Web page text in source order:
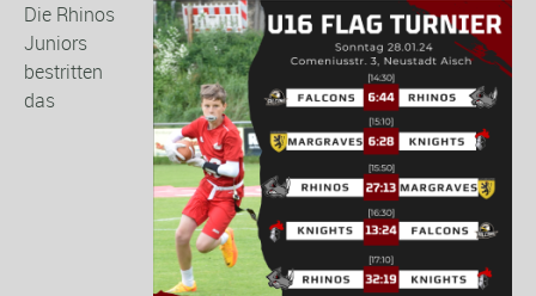
Die Rhinos
Juniors
bestritten
das